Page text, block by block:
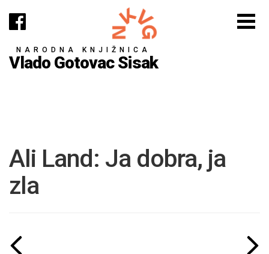
NARODNA KNJIŽNICA
Vlado Gotovac Sisak
Ali Land: Ja dobra, ja
zla